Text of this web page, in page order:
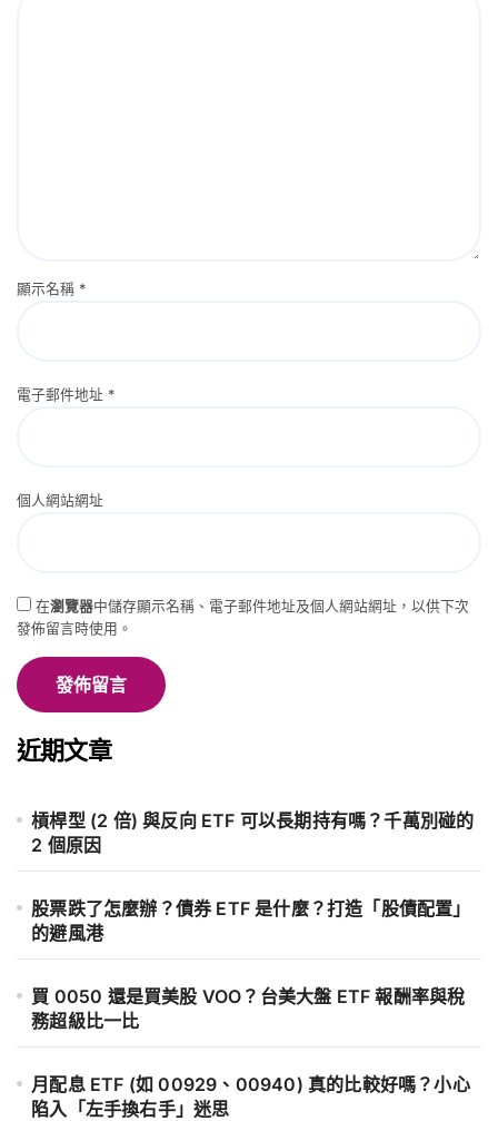
顯示名稱 *
電子郵件地址 *
個人網站網址
在瀏覽器中儲存顯示名稱、電子郵件地址及個人網站網址，以供下次
發佈留言時使用。
近期文章
槓桿型 (2 倍) 與反向 ETF 可以長期持有嗎？千萬別碰的
2 個原因
股票跌了怎麼辦？債券 ETF 是什麼？打造「股債配置」
的避風港
買 0050 還是買美股 VOO？台美大盤 ETF 報酬率與稅
務超級比一比
月配息 ETF (如 00929、00940) 真的比較好嗎？小心
陷入「左手換右手」迷思